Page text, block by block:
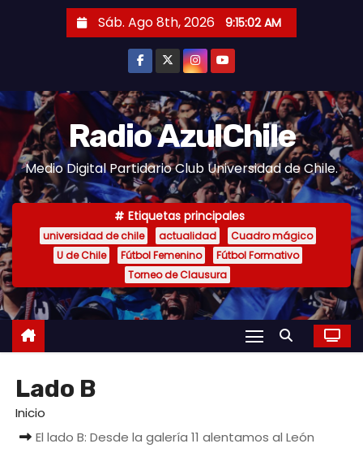
a
l
c
o
n
t
e
n
d
Sáb. Ago 8th, 2026 9:15:03 AM
Radio AzulChile
Medio Digital Partidario Club Universidad de Chile.
Etiquetas principales
universidad de chile actualidad
Cuadro mágico
U de Chile
Fútbol Femenino
Fútbol Formativo
Torneo de Clausura
Lado B
Inicio
El lado B: Desde la galería 11 alentamos al León